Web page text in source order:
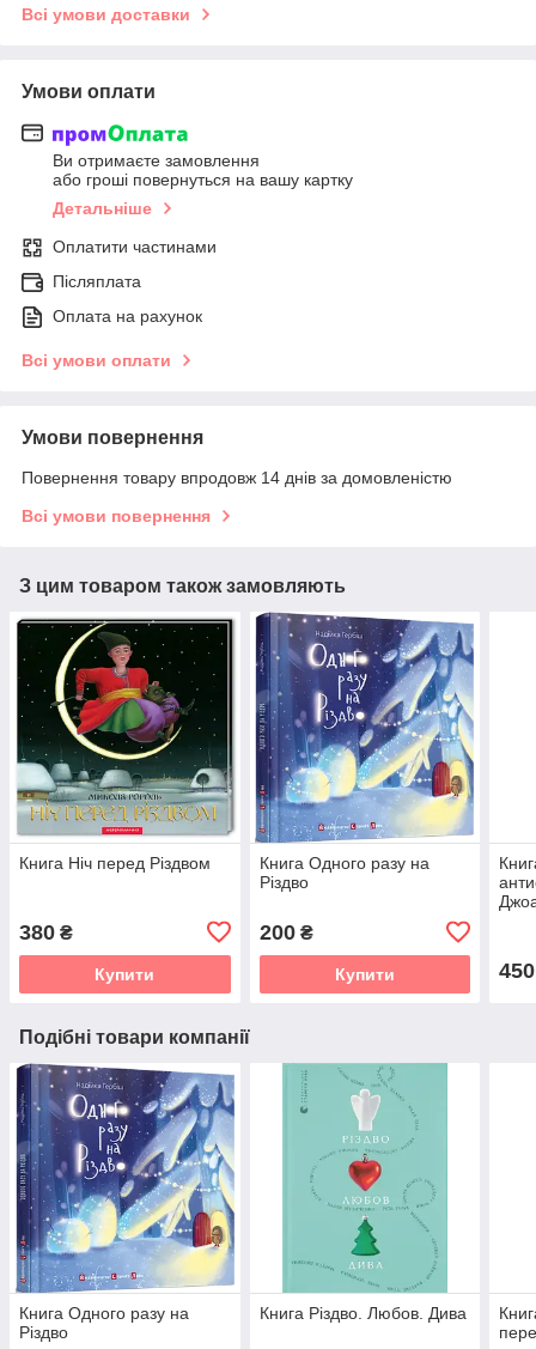
Всі умови доставки
Умови оплати
Ви отримаєте замовлення
або гроші повернуться на вашу картку
Детальніше
Оплатити частинами
Післяплата
Оплата на рахунок
Всі умови оплати
Умови повернення
Повернення товару впродовж 14 днів за домовленістю
Всі умови повернення
З цим товаром також замовляють
Книга Ніч перед Різдвом
380 ₴
Купити
Книга Одного разу на
Різдво
200₴
Купити 450
Подібні товари компанії
Книга Одного разу на
Різдво
Книга Різдво. Любов. Дива